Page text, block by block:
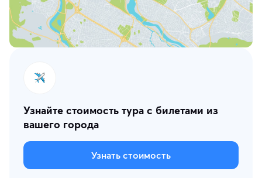
Узнайте стоимость тура с билетами из
вашего города
Узнать стоимость